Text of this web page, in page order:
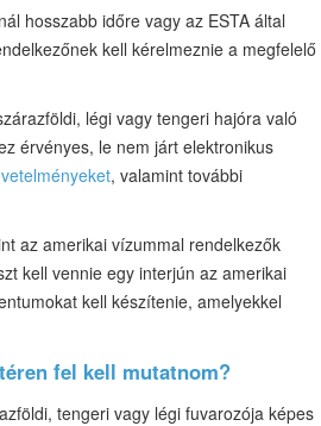
hosszabb időre vagy az ESTA által
kell kérelmeznie a megfelelő
légi vagy tengeri hajóra való
érvényes, le nem járt elektronikus
, valamint további
az amerikai vízummal rendelkezők
kell vennie egy interjún az amerikai
kell készítenie, amelyekkel
fel kell mutatnom?
tengeri vagy légi fuvarozója képes